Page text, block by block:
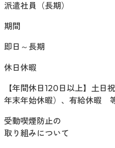
派遣社員（長期）
期間
即日～長期
休日休暇
【年間休日120日以上】土日
年末年始休暇）、有給休暇
受動喫煙防止の
取り組みについて